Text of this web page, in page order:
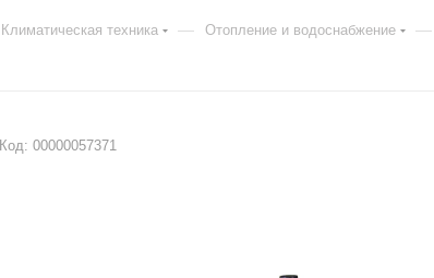
Климатическая техника — Отопление и водоснабжение —
Код: 00000057371